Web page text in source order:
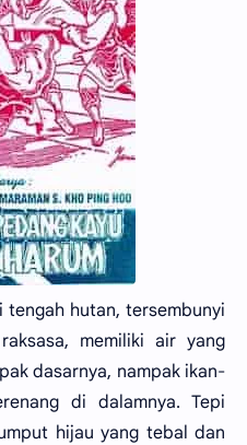
hutan, tersembunyi
memiliki air yang
dasarnya, nampak ikan-
di dalamnya. Tepi
hijau yang tebal dan